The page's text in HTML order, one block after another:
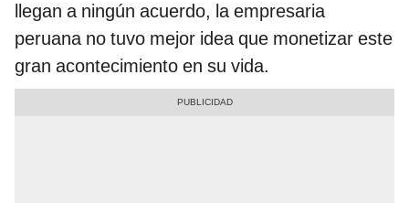
llegan a ningún acuerdo, la empresaria
peruana no tuvo mejor idea que monetizar este
gran acontecimiento en su vida.